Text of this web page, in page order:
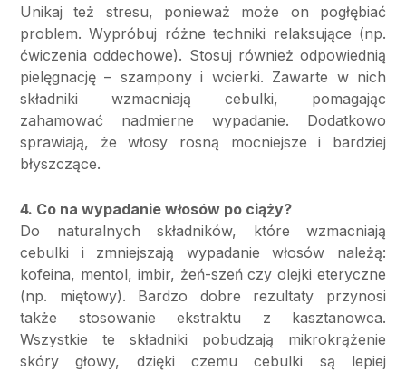
Unikaj też stresu, ponieważ może on pogłębiać
problem. Wypróbuj różne techniki relaksujące (np.
ćwiczenia oddechowe). Stosuj również odpowiednią
pielęgnację – szampony i wcierki. Zawarte w nich
składniki wzmacniają cebulki, pomagając
zahamować nadmierne wypadanie. Dodatkowo
sprawiają, że włosy rosną mocniejsze i bardziej
błyszczące.
4. Co na wypadanie włosów po ciąży?
Do naturalnych składników, które wzmacniają
cebulki i zmniejszają wypadanie włosów należą:
kofeina, mentol, imbir, żeń-szeń czy olejki eteryczne
(np. miętowy). Bardzo dobre rezultaty przynosi
także stosowanie ekstraktu z kasztanowca.
Wszystkie te składniki pobudzają mikrokrążenie
skóry głowy, dzięki czemu cebulki są lepiej